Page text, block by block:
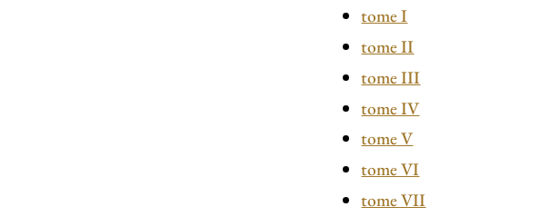
tome I
tome II
tome III
tome IV
tome V
tome VI
tome VII